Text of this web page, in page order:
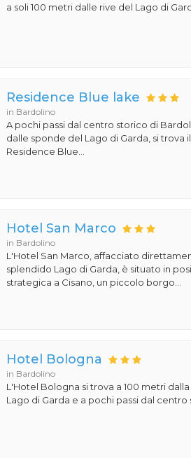
a soli 100 metri dalle rive del Lago di
Residence Blue lake
in Bardolino
A pochi passi dal centro storico di
dalle sponde del Lago di Garda, si trova il
Residence Blue...
Hotel San Marco
in Bardolino
L'Hotel San Marco, affacciato
splendido Lago di Garda, è situato in
strategica a Cisano, un piccolo borgo...
Hotel Bologna
in Bardolino
L'Hotel Bologna si trova a 100 metri
Lago di Garda e a pochi passi dal centro